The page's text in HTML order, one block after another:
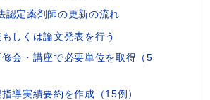
認定薬剤師の更新の流れ
しくは論文発表を行う
会・講座で必要単位を取得（5
導実績要約を作成（15例）